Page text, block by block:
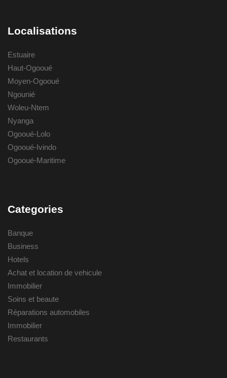
Localisations
Estuaire
Haut-Ogooué
Moyen-Ogooué
Ngounié
Woleu-Ntem
Nyanga
Ogooué-Lolo
Ogooué-Ivindo
Ogooué-Maritime
Categories
Banque
Business
Hotels
Achat et location de vehicule
Immobilier
Soins et beaute
Réparations automobiles
Immobilier
Restaurants